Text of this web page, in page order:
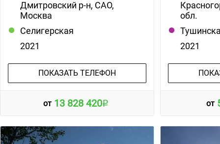
Дмитровский р-н, САО,
Москва
Селигерская
2021
ПОКАЗАТЬ ТЕЛЕФОН
от 13 828 420
обл.
2021
от